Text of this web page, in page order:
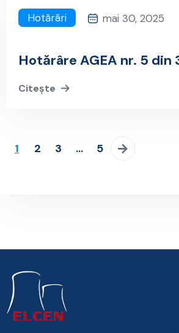
Hotărâri mai 30, 2025
Hotărâre AGEA nr. 5 din
Citește
1 2 3 … 5